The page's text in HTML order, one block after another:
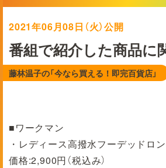
映画
グッズ
EN 検索
2021年06月08日（火）公開
番組で紹介した商品に
藤林温子の「今なら買える！即完百貨店」
■ワークマン
・レディース高撥水フーデッドロ
価格:2,900円（税込み）